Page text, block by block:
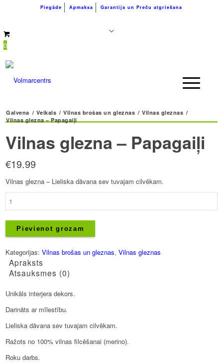
Piegāde Apmaksa Garantija un Preču atgriešana
0
Galvena / Veikals / Vilnas brošas un gleznas / Vilnas gleznas /
Vilnas glezna – Papagaiļi
Vilnas glezna – Papagaiļi
€19.99
Vilnas glezna – Lieliska dāvana sev tuvajam cilvēkam.
Papagaiļi
daudzums
Pievienot grozam
Kategorijas:Vilnas brošas un gleznas,Vilnas gleznas
Apraksts
Atsauksmes (0)
Unikāls interjera dekors.
Darināts ar mīlestību.
Lieliska dāvana sev tuvajam cilvēkam.
Ražots no 100% vilnas filcēšanai (merino).
Roku darbs.